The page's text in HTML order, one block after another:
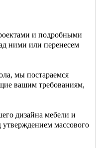
и подробными
ними или перенесем
мы постараемся
вашим требованиям,
дизайна мебели и
массового